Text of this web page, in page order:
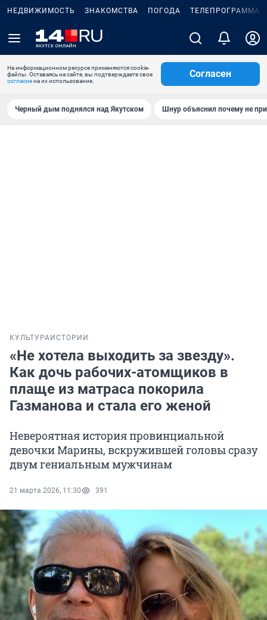
НЕДВИЖИМОСТЬ ЗНАКОМСТВА ПОГОДА ТЕЛЕПРОГРАММА
На информационном ресурсе применяются cookie-
файлы. Оставаясь на сайте, вы подтверждаете свое
согласиена их использование.
Согласен
Черный дым поднялся над Якутском Шнур объяснил почему не
КУЛЬТУРА ИСТОРИИ
«Не хотела выходить за звезду».
Как дочь рабочих-атомщиков в
плаще из матраса покорила
Газманова и стала его женой
Невероятная история провинциальной
девочки Марины, вскружившей головы сразу
двум гениальным мужчинам
21 марта 2026, 11:30 391